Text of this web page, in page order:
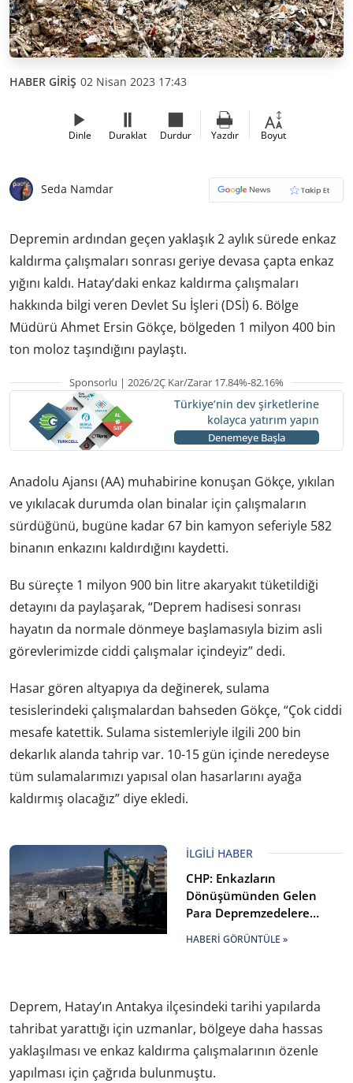
HABER GİRİŞ 02 Nisan 2023 17:43
Dinle Duraklat Durdur Yazdır Boyut
Seda Namdar
Depremin ardından geçen yaklaşık 2 aylık sürede enkaz
kaldırma çalışmaları sonrası geriye devasa çapta enkaz
yığını kaldı. Hatay’daki enkaz kaldırma çalışmaları
hakkında bilgi veren Devlet Su İşleri (DSİ) 6. Bölge
Müdürü Ahmet Ersin Gökçe, bölgeden 1 milyon 400 bin
ton moloz taşındığını paylaştı.
Sponsorlu | 2026/2Ç Kar/Zarar 17.84%-82.16%
Türkiye’nin dev şirketlerine
kolayca yatırım yapın
Denemeye Başla
Anadolu Ajansı (AA) muhabirine konuşan Gökçe, yıkılan
ve yıkılacak durumda olan binalar için çalışmaların
sürdüğünü, bugüne kadar 67 bin kamyon seferiyle 582
binanın enkazını kaldırdığını kaydetti.
Bu süreçte 1 milyon 900 bin litre akaryakıt tüketildiği
detayını da paylaşarak, “Deprem hadisesi sonrası
hayatın da normale dönmeye başlamasıyla bizim asli
görevlerimizde ciddi çalışmalar içindeyiz” dedi.
Hasar gören altyapıya da değinerek, sulama
tesislerindeki çalışmalardan bahseden Gökçe, “Çok ciddi
mesafe katettik. Sulama sistemleriyle ilgili 200 bin
dekarlık alanda tahrip var. 10-15 gün içinde neredeyse
tüm sulamalarımızı yapısal olan hasarlarını ayağa
kaldırmış olacağız” diye ekledi.
İLGILI HABER
CHP: Enkazların
Dönüşümünden Gelen
Para Depremzedelere
Verilsin
HABERI GÖRÜNTÜLE »
Deprem, Hatay’ın Antakya ilçesindeki tarihi yapılarda
tahribat yarattığı için uzmanlar, bölgeye daha hassas
yaklaşılması ve enkaz kaldırma çalışmalarının özenle
yapılması için çağrıda bulunmuştu.